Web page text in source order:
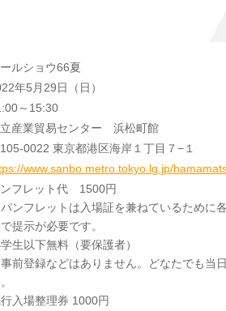
ルショウ66夏
年5月29日（日）
～15:30
産業貿易センター 浜松町館
0022 東京都港区海岸１丁目７−１
www.sanbo.metro.tokyo.lg.jp/
フレット代 1500円
ンフレットは入場証を兼ねているために
提示が必要です。
生以下無料（要保護者）
前登録などはありません。どなたでも当
入場整理券 1000円